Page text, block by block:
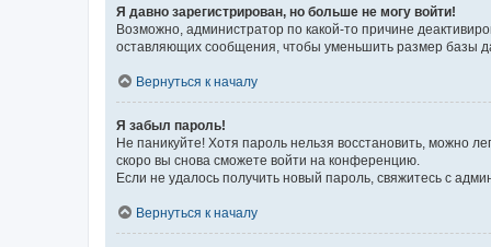
Я давно зарегистрирован, но больше не могу войти!
Возможно, администратор по какой-то причине
оставляющих сообщения, чтобы уменьшить размер базы
Вернуться к началу
Я забыл пароль!
Не паникуйте! Хотя пароль нельзя восстановить, можно
скоро вы снова сможете войти на конференцию.
Если не удалось получить новый пароль, свяжитесь с
Вернуться к началу